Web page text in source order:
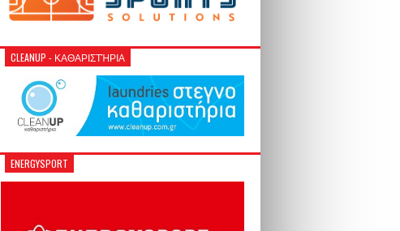
CLEANUP - ΚΑΘΑΡΙΣΤΉΡΙΑ
ENERGYSPORT